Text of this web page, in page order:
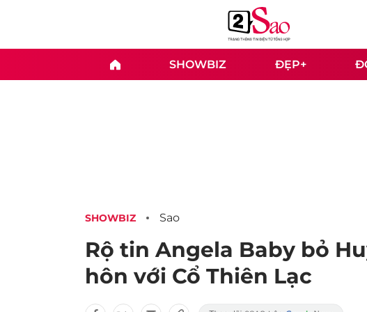
SHOWBIZ ĐẸP+
SHOWBIZ Sao
Rộ tin Angela Baby bỏ
hôn với Cổ Thiên Lạc